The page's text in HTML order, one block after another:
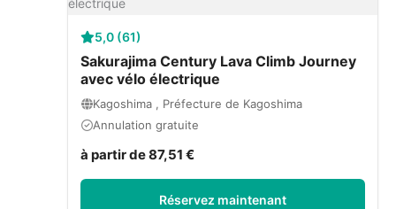
5,0 (61)
Sakurajima Century Lava Climb Journey
avec vélo électrique
Kagoshima , Préfecture de Kagoshima
Annulation gratuite
à partir de 87,51 €
Réservez maintenant